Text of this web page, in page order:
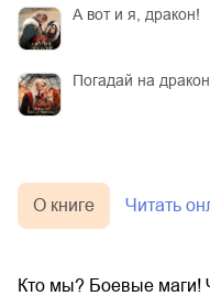
А вот и я, дракон!
Погадай на
О книге Читать
Кто мы? Боевые маги!